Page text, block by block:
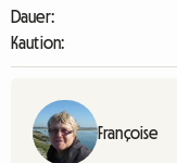
Dauer:
Kaution:
Françoise